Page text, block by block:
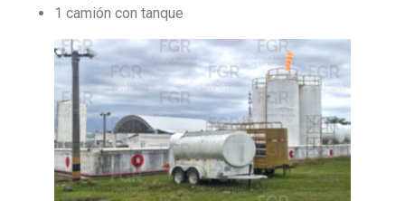
1 camión con tanque